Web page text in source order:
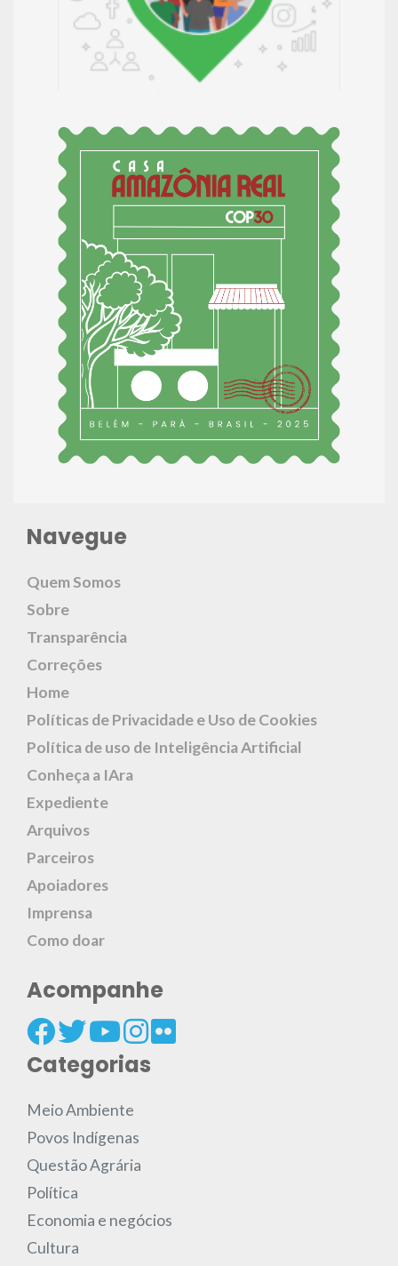
Navegue
Quem Somos
Sobre
Transparência
Correções
Home
Políticas de Privacidade e Uso de Cookies
Política de uso de Inteligência Artificial
Conheça a IAra
Expediente
Arquivos
Parceiros
Apoiadores
Imprensa
Como doar
Acompanhe
Categorias
Meio Ambiente
Povos Indígenas
Questão Agrária
Política
Economia e negócios
Cultura